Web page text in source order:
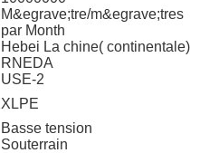
M&egrave;tre/m&egrave;tres
par Month
Hebei La chine( continentale)
RNEDA
USE-2
XLPE
Basse tension
Souterrain